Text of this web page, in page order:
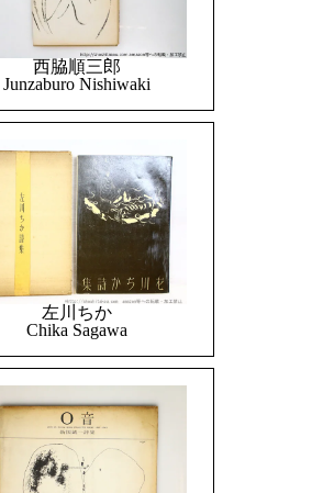
西脇順三郎
Junzaburo Nishiwaki
左川ちか
Chika Sagawa